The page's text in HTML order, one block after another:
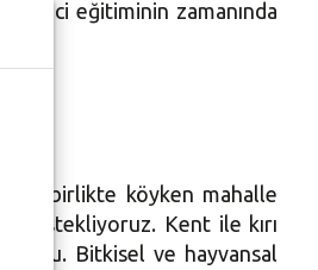
bilinci eğitiminin zamanında
birlikte köyken mahalle
destekliyoruz. Kent ile kırı
buldu. Bitkisel ve hayvansal